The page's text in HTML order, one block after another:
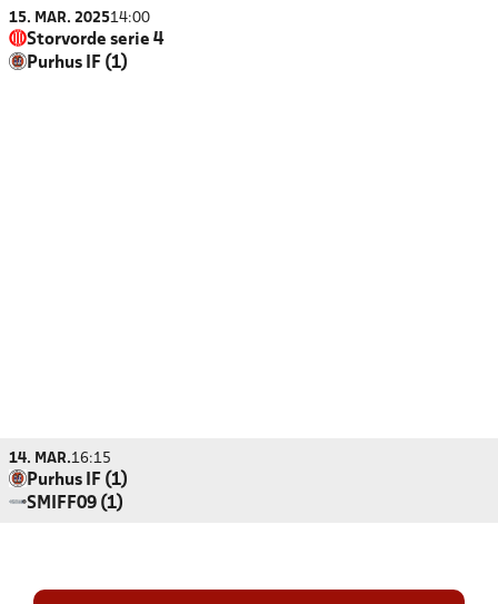
15. MAR. 202514:00
Storvorde serie 4
Purhus IF (1)
14. MAR.16:15
Purhus IF (1)
SMIFF09 (1)